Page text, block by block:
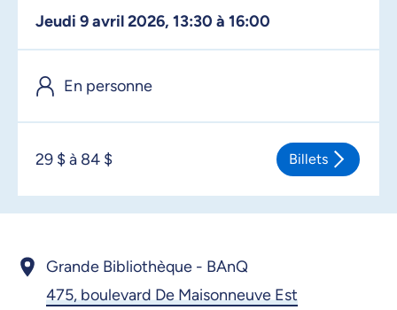
jeudi 9 avril 2026, 13:30 à 16:00
En personne
29 $ à 84 $ Billets
Grande Bibliothèque - BAnQ
475, boulevard De Maisonneuve Est